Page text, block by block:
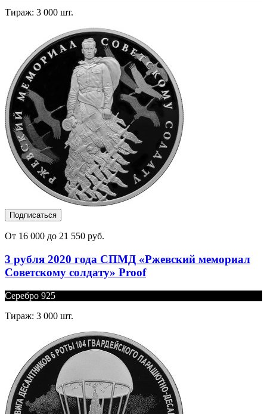
Тираж: 3 000 шт.
Подписаться
От 16 000 до 21 550 руб.
3 рубля 2020 года СПМД «Ржевский мемориал
Советскому солдату» Proof
Серебро 925
Тираж: 3 000 шт.